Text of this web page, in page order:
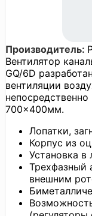
Производитель:
Вентилятор
GQ/6D
вентиляции
700×400мм.
Лопатки,
Корпус из
Установка
Трехфазный
внешним